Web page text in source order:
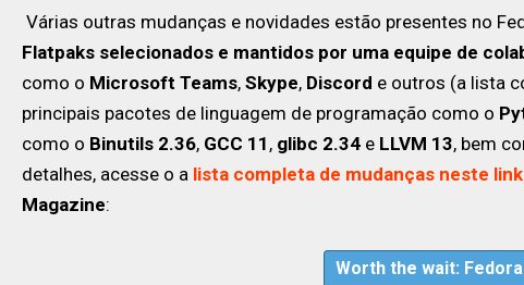
Várias outras mudanças e novidades estão presentes no
Flatpaks selecionados e mantidos por uma equipe de
como o Microsoft Teams, Skype, Discord e outros (a lista
principais pacotes de linguagem de programação como o
como o Binutils 2.36, GCC 11 , glibc 2.34 e LLVM 13, bem
detalhes, acesse o a lista completa de mudanças neste link
Magazine:
Worth the wait: